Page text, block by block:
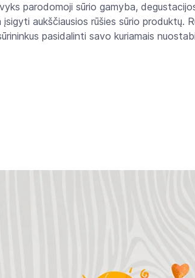
parodomoji sūrio gamyba,
aukščiausios rūšies sūrio produktų.
pasidalinti savo kuriamais